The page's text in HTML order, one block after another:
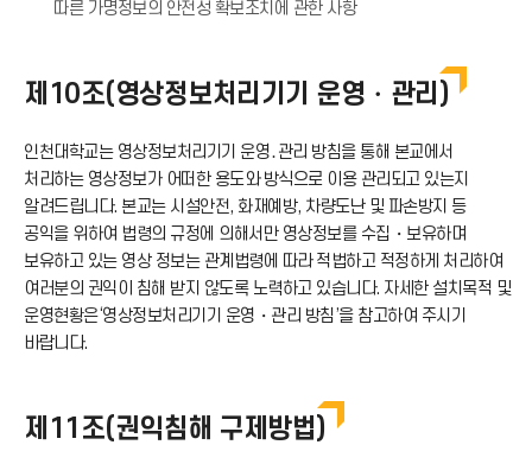
따른 가명정보의 안전성 확보조치에 관한 사항
제10조(영상정보처리기기 운영・관리)
인천대학교는 영상정보처리기기 운영․관리 방침을 통해 본교에서
처리하는 영상정보가 어떠한 용도와 방식으로 이용 관리되고 있는지
알려드립니다. 본교는 시설안전, 화재예방, 차량도난 및 파손방지 등
공익을 위하여 법령의 규정에 의해서만 영상정보를 수집・보유하며
보유하고 있는 영상 정보는 관계법령에 따라 적법하고 적정하게 처리하여
여러분의 권익이 침해 받지 않도록 노력하고 있습니다. 자세한 설치목적 및
운영현황은‘영상정보처리기기 운영・관리 방침’을 참고하여 주시기
바랍니다.
제11조(권익침해 구제방법)